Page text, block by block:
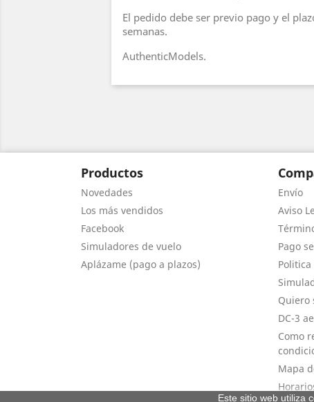
El pedido debe ser previo pago y el
semanas.
AuthenticModels.
Productos
Novedades
Los más vendidos
Facebook
Simuladores de vuelo
Aplázame (pago a plazos)
Envío
Aviso
Pago
Politica
Quiero
DC-3
Como
Mapa
Este sitio web utiliza